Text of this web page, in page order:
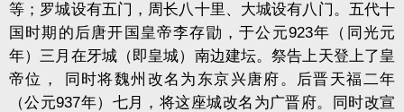
等；罗城设有五门，周长八十里、大城设有八门。五代十
国时期的后唐开国皇帝李存勖，于公元923年（同光元
年）三月在牙城（即皇城）南边建坛。祭告上天登上了皇
帝位，
同时将魏州改名为东京兴唐府。后晋天福二年
（公元937年）七月，将这座城改名为广晋府。同时改宣